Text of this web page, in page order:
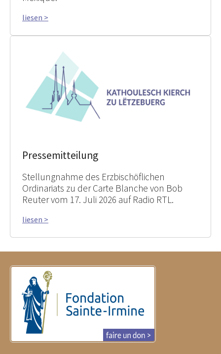
liesen >
Pressemitteilung
Stellungnahme des Erzbischöflichen
Ordinariats zu der Carte Blanche von Bob
Reuter vom 17. Juli 2026 auf Radio RTL.
liesen >